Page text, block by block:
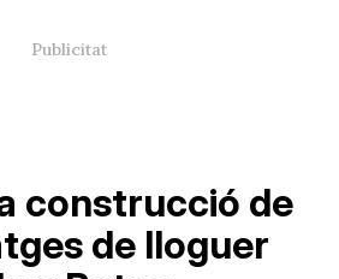
construcció de
de lloguer